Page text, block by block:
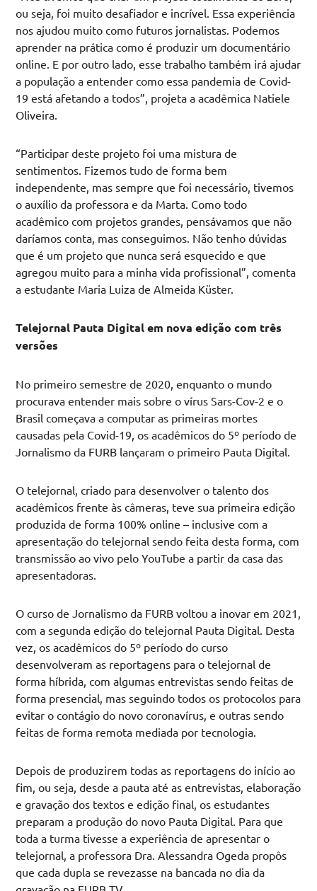
ou seja, foi muito desafiador e incrível. Essa experiência
nos ajudou muito como futuros jornalistas. Podemos
aprender na prática como é produzir um documentário
online. E por outro lado, esse trabalho também irá ajudar
a população a entender como essa pandemia de Covid-
19 está afetando a todos”, projeta a acadêmica Natiele
Oliveira.
“Participar deste projeto foi uma mistura de
sentimentos. Fizemos tudo de forma bem
independente, mas sempre que foi necessário, tivemos
o auxílio da professora e da Marta. Como todo
acadêmico com projetos grandes, pensávamos que não
daríamos conta, mas conseguimos. Não tenho dúvidas
que é um projeto que nunca será esquecido e que
agregou muito para a minha vida profissional”, comenta
a estudante Maria Luiza de Almeida Küster.
Telejornal Pauta Digital em nova edição com três
versões
No primeiro semestre de 2020, enquanto o mundo
procurava entender mais sobre o vírus Sars-Cov-2 e o
Brasil começava a computar as primeiras mortes
causadas pela Covid-19, os acadêmicos do 5º período de
Jornalismo da FURB lançaram o primeiro Pauta Digital.
O telejornal, criado para desenvolver o talento dos
acadêmicos frente às câmeras, teve sua primeira edição
produzida de forma 100% online – inclusive com a
apresentação do telejornal sendo feita desta forma, com
transmissão ao vivo pelo YouTube a partir da casa das
apresentadoras.
O curso de Jornalismo da FURB voltou a inovar em 2021,
com a segunda edição do telejornal Pauta Digital. Desta
vez, os acadêmicos do 5º período do curso
desenvolveram as reportagens para o telejornal de
forma híbrida, com algumas entrevistas sendo feitas de
forma presencial, mas seguindo todos os protocolos para
evitar o contágio do novo coronavírus, e outras sendo
feitas de forma remota mediada por tecnologia.
Depois de produzirem todas as reportagens do início ao
fim, ou seja, desde a pauta até as entrevistas, elaboração
e gravação dos textos e edição final, os estudantes
preparam a produção do novo Pauta Digital. Para que
toda a turma tivesse a experiência de apresentar o
telejornal, a professora Dra. Alessandra Ogeda propôs
que cada dupla se revezasse na bancada no dia da